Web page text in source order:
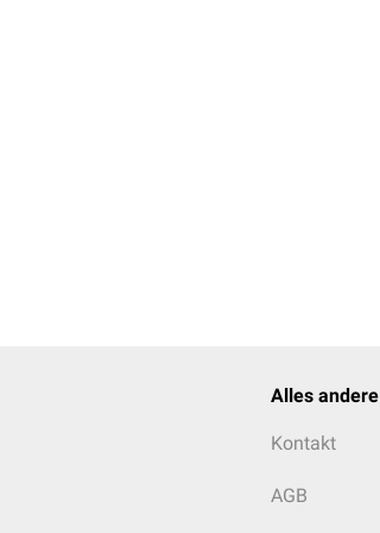
Alles andere
Kontakt
AGB